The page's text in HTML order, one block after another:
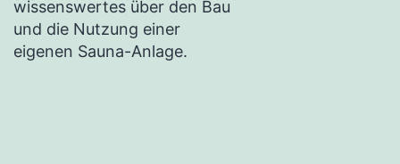
wissenswertes über den Bau
und die Nutzung einer
eigenen Sauna-Anlage.